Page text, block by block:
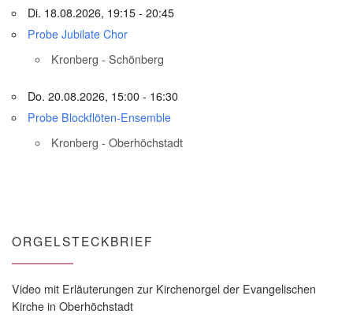
Di. 18.08.2026, 19:15 - 20:45
Probe Jubilate Chor
Kronberg - Schönberg
Do. 20.08.2026, 15:00 - 16:30
Probe Blockflöten-Ensemble
Kronberg - Oberhöchstadt
ORGELSTECKBRIEF
Video mit Erläuterungen zur Kirchenorgel der Evangelischen
Kirche in Oberhöchstadt